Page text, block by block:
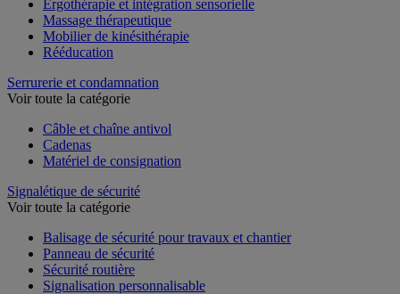
Ergothérapie et intégration sensorielle
Massage thérapeutique
Mobilier de kinésithérapie
Rééducation
Serrurerie et condamnation
Voir toute la catégorie
Câble et chaîne antivol
Cadenas
Matériel de consignation
Signalétique de sécurité
Voir toute la catégorie
Balisage de sécurité pour travaux et chantier
Panneau de sécurité
Sécurité routière
Signalisation personnalisable